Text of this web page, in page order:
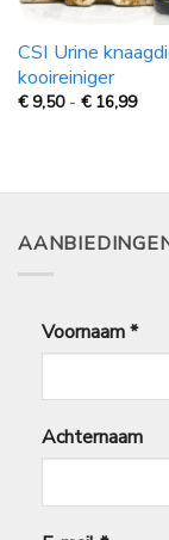
CSI Urine
kooireiniger
€9,50 - € 16,99
Voornaam*
Achternaam